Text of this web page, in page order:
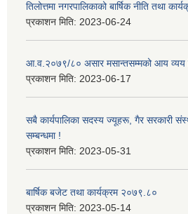
तिलोत्तमा नगरपालिकाको बार्षिक नीति तथा
प्रकाशन मिति: 2023-06-24
आ.व.२०७९/८० असार मसान्तसम्मको आय व्यय
प्रकाशन मिति: 2023-06-17
सबै कार्यपालिका सदस्य ज्यूहरू, गैर सरकारी
सम्बन्धमा !
प्रकाशन मिति: 2023-05-31
बार्षिक बजेट तथा कार्यक्रम २०७९.८०
प्रकाशन मिति: 2023-05-14